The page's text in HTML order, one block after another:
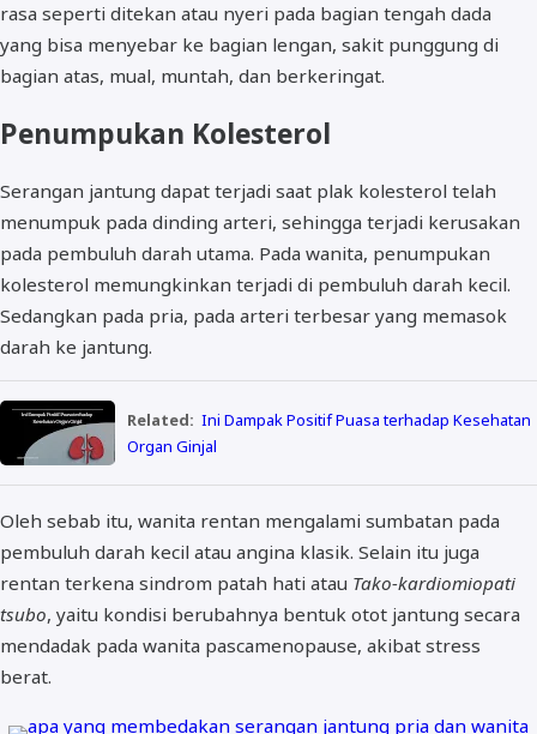
rasa seperti ditekan atau nyeri pada bagian tengah dada
yang bisa menyebar ke bagian lengan, sakit punggung di
bagian atas, mual, muntah, dan berkeringat.
Penumpukan Kolesterol
Serangan jantung dapat terjadi saat plak kolesterol telah
menumpuk pada dinding arteri, sehingga terjadi kerusakan
pada pembuluh darah utama. Pada wanita, penumpukan
kolesterol memungkinkan terjadi di pembuluh darah kecil.
Sedangkan pada pria, pada arteri terbesar yang memasok
darah ke jantung.
Related: Ini Dampak Positif Puasa terhadap Kesehatan
Organ Ginjal
Oleh sebab itu, wanita rentan mengalami sumbatan pada
pembuluh darah kecil atau angina klasik. Selain itu juga
rentan terkena sindrom patah hati atau Tako-kardiomiopati
tsubo, yaitu kondisi berubahnya bentuk otot jantung secara
mendadak pada wanita pascamenopause, akibat stress
berat.